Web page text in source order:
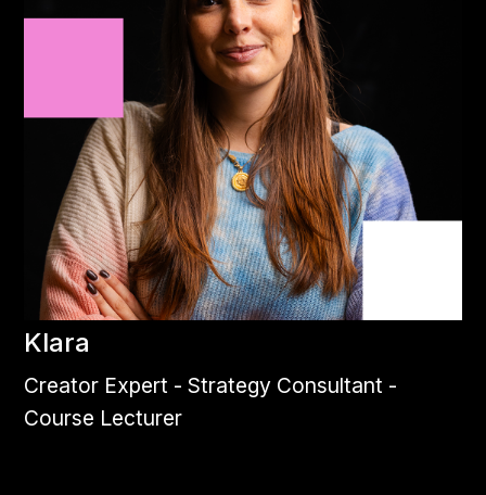
Klara
Creator Expert - Strategy Consultant -
Course Lecturer